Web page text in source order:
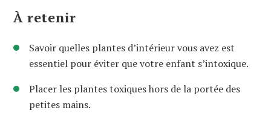
À retenir
Savoir quelles plantes d’intérieur vous avez est
essentiel pour éviter que votre enfant s’intoxique.
Placer les plantes toxiques hors de la portée des
petites mains.